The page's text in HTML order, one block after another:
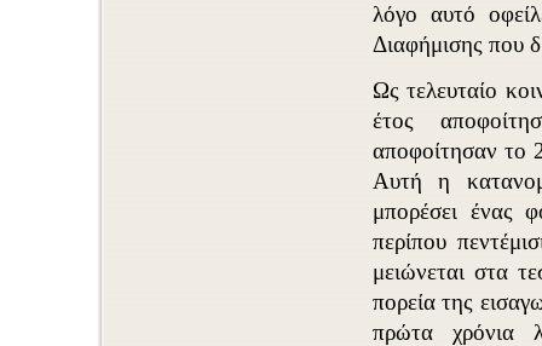
λόγο αυτό
Διαφήμισης που
Ως τελευταίο
έτος
αποφοίτησαν το
Αυτή η
μπορέσει ένας
περίπου
μειώνεται στα
πορεία της
πρώτα χρόνια